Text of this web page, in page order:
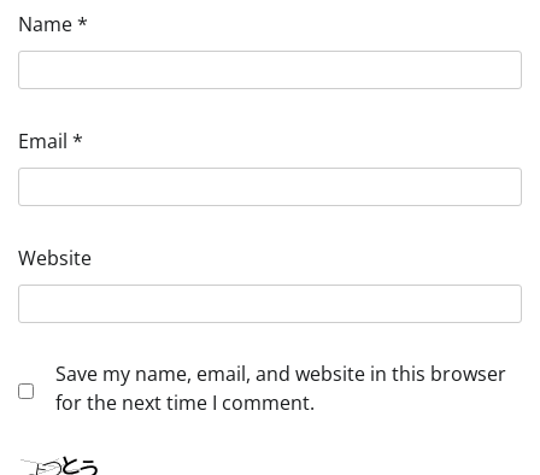
Name*
Email *
Website
Save my name, email, and website in this browser
for the next time I comment.